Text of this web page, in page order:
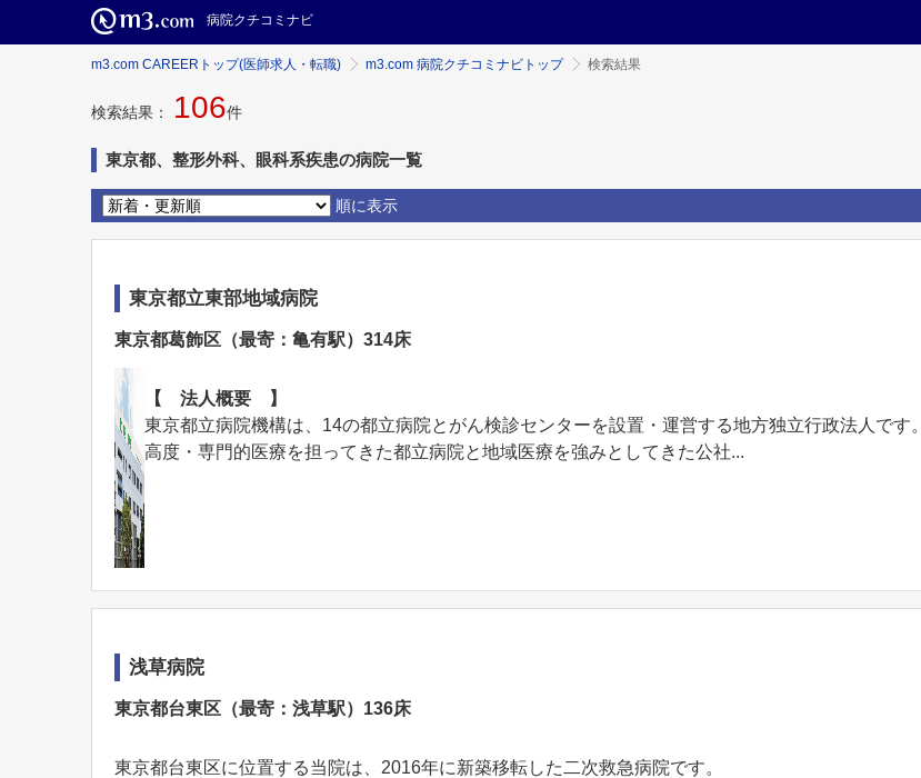
病院クチコミナビ
m3.com CAREERトップ(医師求人・転職) m3.com 病院クチコミナビトップ 検索結果
検索結果： 106件
東京都、整形外科、眼科系疾患の病院一覧
順に表示
東京都立東部地域病院
東京都葛飾区（最寄：亀有駅）314床
【 法人概要 】
東京都立病院機構は、14の都立病院とがん検診センターを設置・運営する地方独立行政法人です。
高度・専門的医療を担ってきた都立病院と地域医療を強みとしてきた公社...
浅草病院
東京都台東区（最寄：浅草駅）136床
東京都台東区に位置する当院は、2016年に新築移転した二次救急病院です。